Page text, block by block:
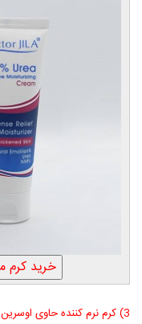
3) کرم نرم کننده حاوی اوسرین اوره 10% ثمین: